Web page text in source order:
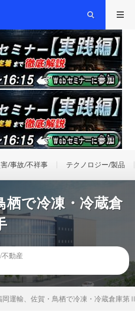
/事故/不祥事 テクノロジー/製品
栖で冷凍・冷蔵倉
不動産
岡運輸、佐賀・鳥栖で冷凍・冷蔵倉庫第